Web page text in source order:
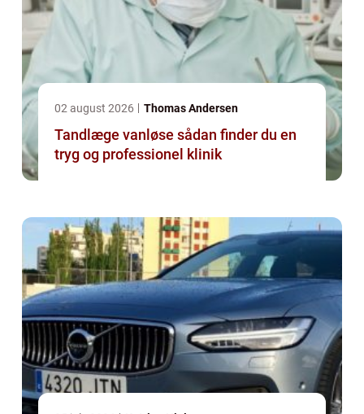
02 august 2026 Thomas Andersen
Tandlæge vanløse sådan finder du en
tryg og professionel klinik